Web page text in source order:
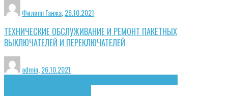
Филипп Ганжа 26.10.2021
ТЕХНИЧЕСКИЕ ОБСЛУЖИВАНИЕ И РЕМОНТ ПАКЕТНЫХ
ВЫКЛЮЧАТЕЛЕЙ И ПЕРЕКЛЮЧАТЕЛЕЙ
admin,26.10.2021